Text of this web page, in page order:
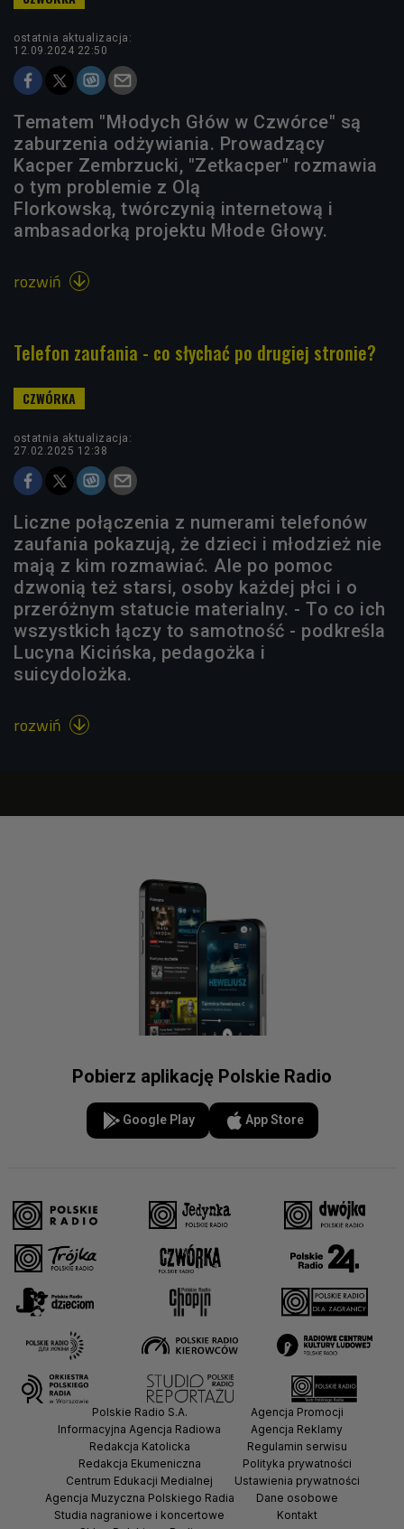
ostatnia aktualizacja:
12.09.2024 22:50
Tematem "Młodych Głów w Czwórce" są
zaburzenia odżywiania. Prowadzący
Kacper Zembrzucki, "Zetkacper" rozmawia
o tym problemie z Olą
Florkowską, twórczynią internetową i
ambasadorką projektu Młode Głowy.
rozwiń 
Telefon zaufania - co słychać po drugiej stronie?
ostatnia aktualizacja:
27.02.2025 12:38
Liczne połączenia z numerami telefonów
zaufania pokazują, że dzieci i młodzież nie
mają z kim rozmawiać. Ale po pomoc
dzwonią też starsi, osoby każdej płci i o
przeróżnym statucie materialny. - To co ich
wszystkich łączy to samotność - podkreśla
Lucyna Kicińska, pedagożka i
suicydolożka.
rozwiń 
Pobierz aplikację Polskie Radio
Google Play App Store
Polskie Radio S.A.
Informacyjna Agencja Radiowa
Redakcja Katolicka
Redakcja Ekumeniczna
Centrum Edukacji Medialnej
Agencja Muzyczna Polskiego Radia
Studia nagraniowe i koncertowe
Agencja Promocji
Agencja Reklamy
Regulamin serwisu
Polityka prywatności
Ustawienia prywatności
Dane osobowe
Kontakt